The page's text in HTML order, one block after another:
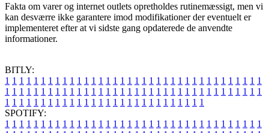
Fakta om varer og internet outlets opretholdes rutinemæssigt, men vi
kan desværre ikke garantere imod modifikationer der eventuelt er
implementeret efter at vi sidste gang opdaterede de anvendte
informationer.
BITLY:
1 1 1 1 1 1 1 1 1 1 1 1 1 1 1 1 1 1 1 1 1 1 1 1 1 1 1 1 1 1 1 1 1 1 1 1
1 1 1 1 1 1 1 1 1 1 1 1 1 1 1 1 1 1 1 1 1 1 1 1 1 1 1 1 1 1 1 1 1 1 1 1
1 1 1 1 1 1 1 1 1 1 1 1 1 1 1 1 1 1 1 1 1 1 1 1 1 1 1 1
SPOTIFY:
1 1 1 1 1 1 1 1 1 1 1 1 1 1 1 1 1 1 1 1 1 1 1 1 1 1 1 1 1 1 1 1 1 1 1 1